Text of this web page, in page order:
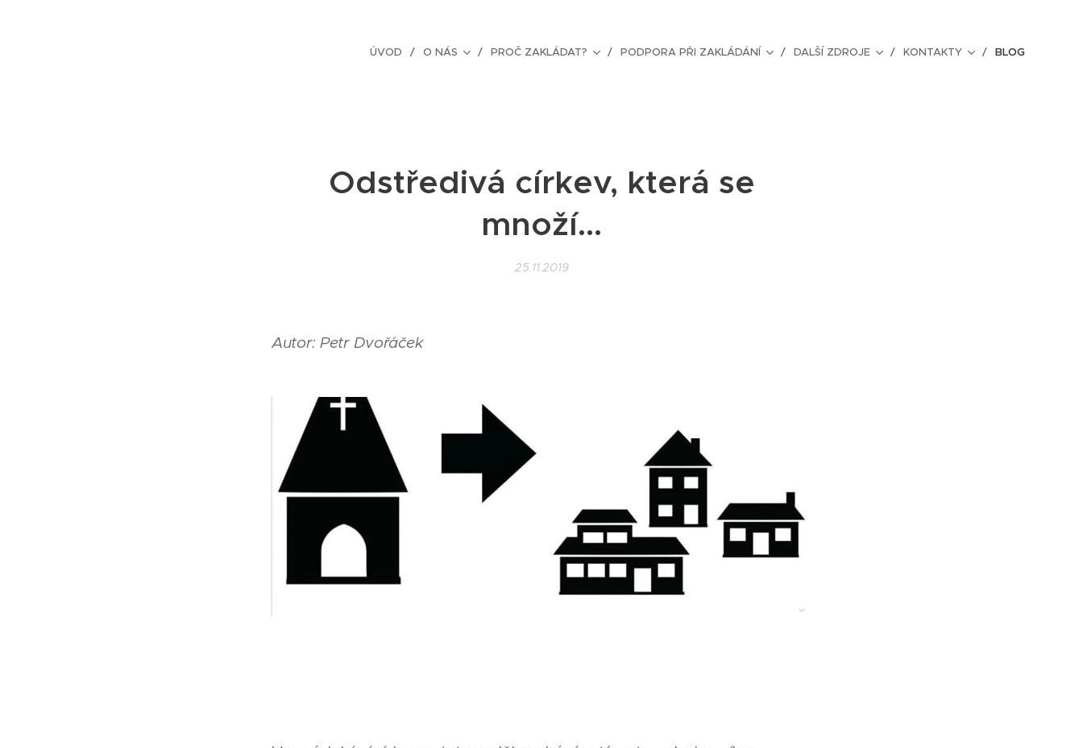
ÚVOD O NÁS PROČ ZAKLÁDAT? PODPORA PŘI ZAKLÁDÁNÍ DALŠÍ ZDROJE KONTAKTY BLOG
Odstředivá církev, která se
množí...
25.11.2019
Autor: Petr Dvořáček